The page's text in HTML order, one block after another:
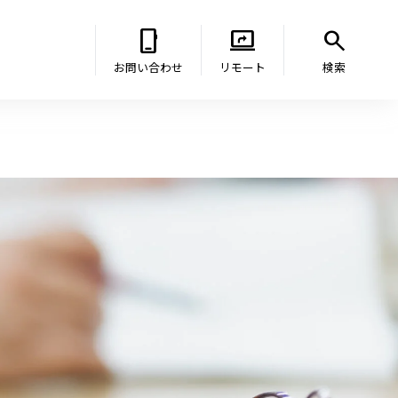
phone_iphone
お問い合わせ
screen_share
リモート
search
検索